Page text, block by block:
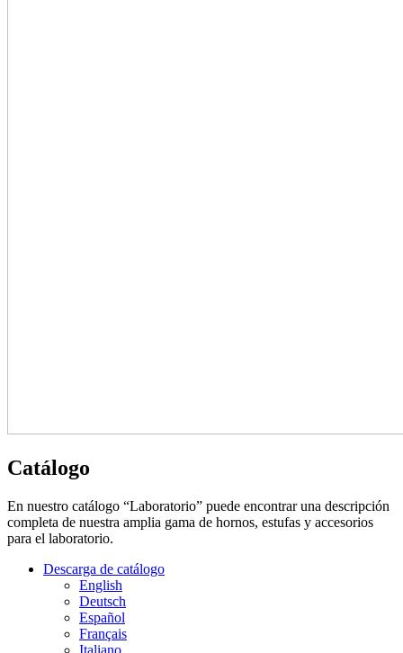
Catálogo
En nuestro catálogo “Laboratorio” puede encontrar una descripción
completa de nuestra amplia gama de hornos, estufas y accesorios
para el laboratorio.
Descarga de catálogo
English
Deutsch
Español
Français
Italiano